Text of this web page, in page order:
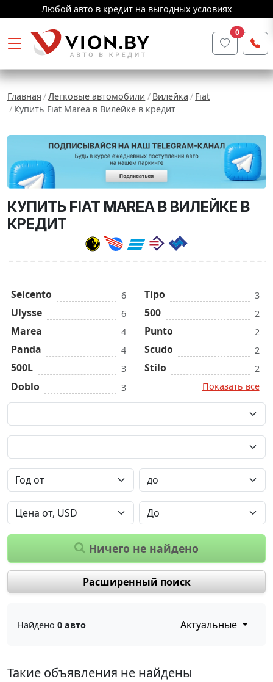
Любой авто в кредит на выгодных условиях
0
Главная Легковые автомобили Вилейка
Fiat
Купить Fiat Marea в Вилейке в кредит
КУПИТЬ FIAT MAREA В ВИЛЕЙКЕ В
КРЕДИТ
Seicento 6
Ulysse 6
Marea 4
Panda 4
500L 3
Doblo 3
Tipo 3
500 2
Punto 2
Scudo 2
Stilo
2
Показать все
Ничего не найдено
Расширенный поиск
Найдено 0 авто Актуальные
Такие объявления не найдены